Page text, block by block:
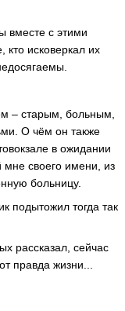
вместе с этими
исковеркал их
– старым, больным,
О чём он также
в ожидании
мне своего имени, из
больницу.
подытожил тогда так
рассказал, сейчас
правда жизни...